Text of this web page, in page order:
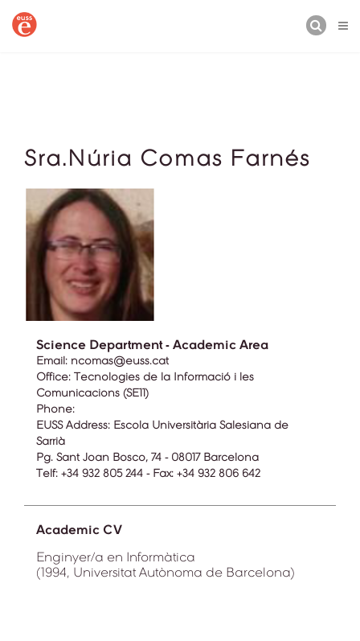
Sra.Núria Comas Farnés
Science Department - Academic Area
Email: ncomas@euss.cat
Office: Tecnologies de la Informació i les
Comunicacions (SE11)
Phone:
EUSS Address: Escola Universitària Salesiana de
Sarrià
Pg. Sant Joan Bosco, 74 - 08017 Barcelona
Telf: +34 932 805 244 - Fax: +34 932 806 642
Academic CV
Enginyer/a en Informàtica
(1994, Universitat Autònoma de Barcelona)